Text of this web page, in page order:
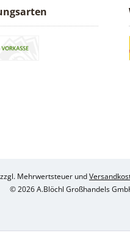
Mehrwertsteuer und
© 2026 A.Blöchl Großhandels